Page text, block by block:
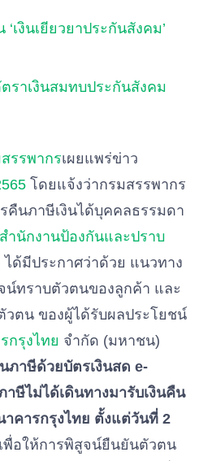
เงินเยียวยาประกันสังคม’
ราเงินสมทบประกันสังคม
รรพากรเผยแพร่ข่าว
โดยแจ้งว่ากรมสรรพากร
คืนภาษีเงินได้บุคคลธรรมดา
สำนักงานป้องกันและปราบ
ได้มีประกาศว่าด้วย แนวทาง
น์ทราบตัวตนของลูกค้า และ
วตน ของผู้ได้รับผลประโยชน์
กรุงไทย จำกัด (มหาชน)
ภาษีด้วยบัตรเงินสด e-
ษีไม่ได้เดินทางมารับเงินคืน
คารกรุงไทย ตั้งแต่วันที่ 2
เพื่อให้การพิสูจน์ยืนยันตัวตน